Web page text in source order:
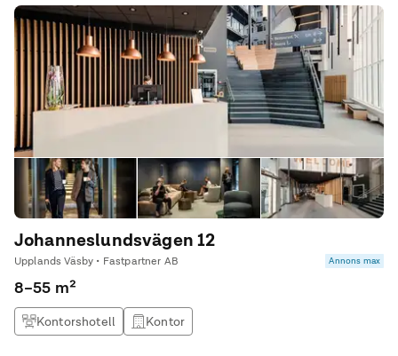
Johanneslundsvägen 12
Upplands Väsby • Fastpartner AB Annons max
8–55 m²
Kontorshotell Kontor